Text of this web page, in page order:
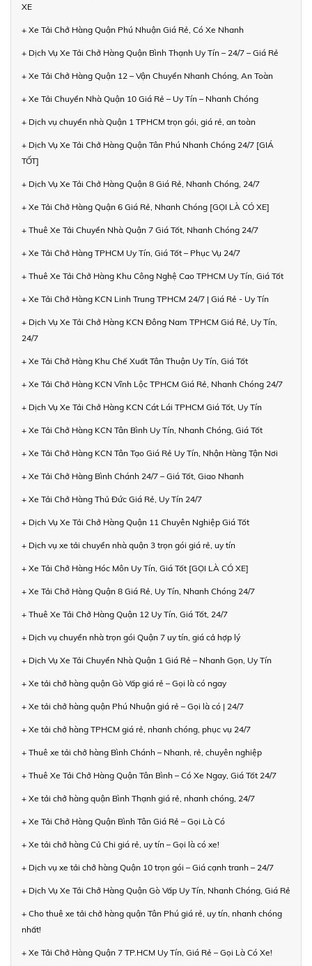
XE
+ Xe Tải Chở Hàng Quận Phú Nhuận Giá Rẻ, Có Xe Nhanh
+ Dịch Vụ Xe Tải Chở Hàng Quận Bình Thạnh Uy Tín – 24/7 – Giá Rẻ
+ Xe Tải Chở Hàng Quận 12 – Vận Chuyển Nhanh Chóng, An Toàn
+ Xe Tải Chuyển Nhà Quận 10 Giá Rẻ – Uy Tín – Nhanh Chóng
+ Dịch vụ chuyển nhà Quận 1 TPHCM trọn gói, giá rẻ, an toàn
+ Dịch Vụ Xe Tải Chở Hàng Quận Tân Phú Nhanh Chóng 24/7 [GIÁ
TỐT]
+ Dịch Vụ Xe Tải Chở Hàng Quận 8 Giá Rẻ, Nhanh Chóng, 24/7
+ Xe Tải Chở Hàng Quận 6 Giá Rẻ, Nhanh Chóng [GỌI LÀ CÓ XE]
+ Thuê Xe Tải Chuyển Nhà Quận 7 Giá Tốt, Nhanh Chóng 24/7
+ Xe Tải Chở Hàng TPHCM Uy Tín, Giá Tốt – Phục Vụ 24/7
+ Thuê Xe Tải Chở Hàng Khu Công Nghệ Cao TPHCM Uy Tín, Giá Tốt
+ Xe Tải Chở Hàng KCN Linh Trung TPHCM 24/7 | Giá Rẻ - Uy Tín
+ Dịch Vụ Xe Tải Chở Hàng KCN Đông Nam TPHCM Giá Rẻ, Uy Tín,
24/7
+ Xe Tải Chở Hàng Khu Chế Xuất Tân Thuận Uy Tín, Giá Tốt
+ Xe Tải Chở Hàng KCN Vĩnh Lộc TPHCM Giá Rẻ, Nhanh Chóng 24/7
+ Dịch Vụ Xe Tải Chở Hàng KCN Cát Lái TPHCM Giá Tốt, Uy Tín
+ Xe Tải Chở Hàng KCN Tân Bình Uy Tín, Nhanh Chóng, Giá Tốt
+ Xe Tải Chở Hàng KCN Tân Tạo Giá Rẻ Uy Tín, Nhận Hàng Tận Nơi
+ Xe Tải Chở Hàng Bình Chánh 24/7 – Giá Tốt, Giao Nhanh
+ Xe Tải Chở Hàng Thủ Đức Giá Rẻ, Uy Tín 24/7
+ Dịch Vụ Xe Tải Chở Hàng Quận 11 Chuyên Nghiệp Giá Tốt
+ Dịch vụ xe tải chuyển nhà quận 3 trọn gói giá rẻ, uy tín
+ Xe Tải Chở Hàng Hóc Môn Uy Tín, Giá Tốt [GỌI LÀ CÓ XE]
+ Xe Tải Chở Hàng Quận 8 Giá Rẻ, Uy Tín, Nhanh Chóng 24/7
+ Thuê Xe Tải Chở Hàng Quận 12 Uy Tín, Giá Tốt, 24/7
+ Dịch vụ chuyển nhà trọn gói Quận 7 uy tín, giá cả hợp lý
+ Dịch Vụ Xe Tải Chuyển Nhà Quận 1 Giá Rẻ – Nhanh Gọn, Uy Tín
+ Xe tải chở hàng quận Gò Vấp giá rẻ – Gọi là có ngay
+ Xe tải chở hàng quận Phú Nhuận giá rẻ – Gọi là có | 24/7
+ Xe tải chở hàng TPHCM giá rẻ, nhanh chóng, phục vụ 24/7
+ Thuê xe tải chở hàng Bình Chánh – Nhanh, rẻ, chuyên nghiệp
+ Thuê Xe Tải Chở Hàng Quận Tân Bình – Có Xe Ngay, Giá Tốt 24/7
+ Xe tải chở hàng quận Bình Thạnh giá rẻ, nhanh chóng, 24/7
+ Xe Tải Chở Hàng Quận Bình Tân Giá Rẻ – Gọi Là Có
+ Xe tải chở hàng Củ Chi giá rẻ, uy tín – Gọi là có xe!
+ Dịch vụ xe tải chở hàng Quận 10 trọn gói – Giá cạnh tranh – 24/7
+ Dịch Vụ Xe Tải Chở Hàng Quận Gò Vấp Uy Tín, Nhanh Chóng, Giá Rẻ
+ Cho thuê xe tải chở hàng quận Tân Phú giá rẻ, uy tín, nhanh chóng
nhất!
+ Xe Tải Chở Hàng Quận 7 TP.HCM Uy Tín, Giá Rẻ – Gọi Là Có Xe!